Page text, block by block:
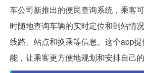
车公司新推出的便民查询系统，乘客
时随地查询车辆的实时定位和到站情
线路、站点和换乘等信息。这个app
能，让乘客更方便地规划和安排自己的